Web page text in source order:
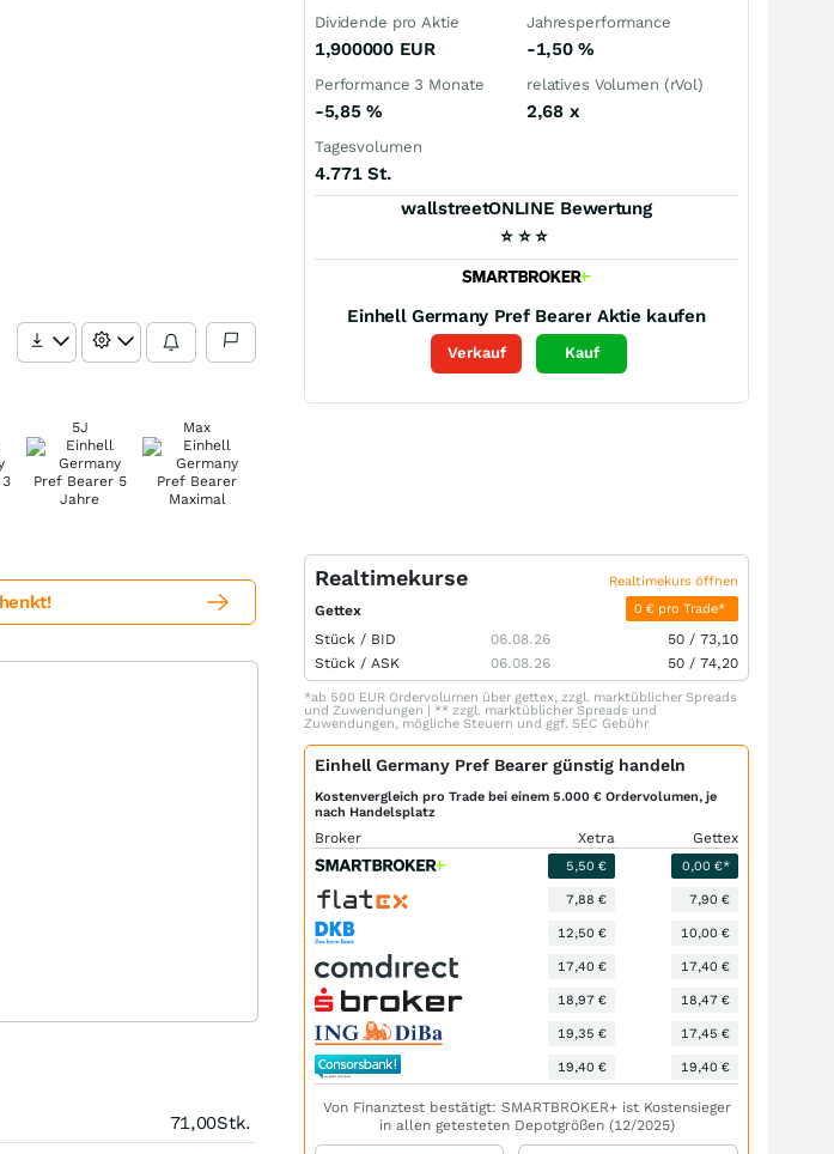
5J Max
Dividende pro Aktie
1,900000 EUR
Jahresperformance
-1,50%
Performance 3 Monate
-5,85%
relatives Volumen (rVol)
2,68 x
Tagesvolumen
4.771 St.
wallstreetONLINE Bewertung
⭐ ⭐ ⭐
Einhell Germany Pref Bearer Aktie kaufen
Verkauf Kauf
71,00Stk.
Realtimekurse Realtimekurs öffnen
Gettex 0 € pro Trade*
Stück / BID 06.08.26 50 / 73,10
Stück / ASK 06.08.26 50 / 74,20
*ab 500 EUR Ordervolumen über gettex, zzgl. marktüblicher Spreads
und Zuwendungen | ** zzgl. marktüblicher Spreads und
Zuwendungen, mögliche Steuern und ggf. SEC Gebühr
Einhell Germany Pref Bearer günstig handeln
Kostenvergleich pro Trade bei einem 5.000 € Ordervolumen, je
nach Handelsplatz
Broker Xetra Gettex
5,50 € 0,00 €*
7,88 € 7,90 €
12,50 € 10,00 €
17,40 € 17,40 €
18,97 € 18,47 €
19,35 € 17,45 €
19,40 € 19,40 €
Von Finanztest bestätigt: SMARTBROKER+ ist Kostensieger
in allen getesteten Depotgrößen (12/2025)